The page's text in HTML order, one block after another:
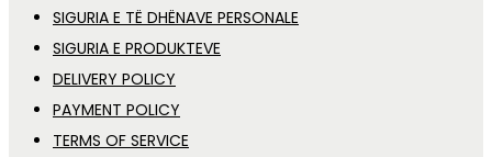
SIGURIA E TË DHËNAVE PERSONALE
SIGURIA E PRODUKTEVE
DELIVERY POLICY
PAYMENT POLICY
TERMS OF SERVICE